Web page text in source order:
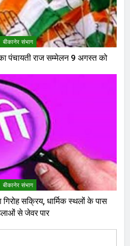
बीकानेर संभाग
पंचायती राज सम्मेलन 9 अगस्त को
बीकानेर संभाग
धार्मिक स्थलों के पास
से जेवर पार